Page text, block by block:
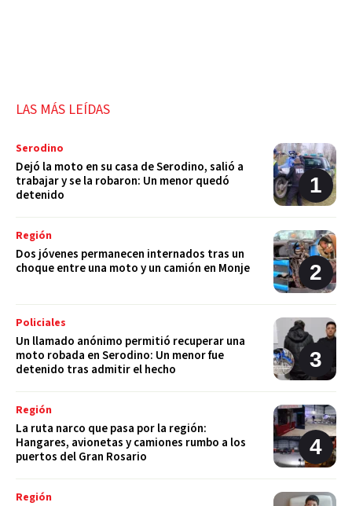
LAS MÁS LEÍDAS
Serodino
Dejó la moto en su casa de Serodino, salió a
trabajar y se la robaron: Un menor quedó
detenido
Región
Dos jóvenes permanecen internados tras un
choque entre una moto y un camión en Monje
Policiales
Un llamado anónimo permitió recuperar una
moto robada en Serodino: Un menor fue
detenido tras admitir el hecho
Región
La ruta narco que pasa por la región:
Hangares, avionetas y camiones rumbo a los
puertos del Gran Rosario
Región